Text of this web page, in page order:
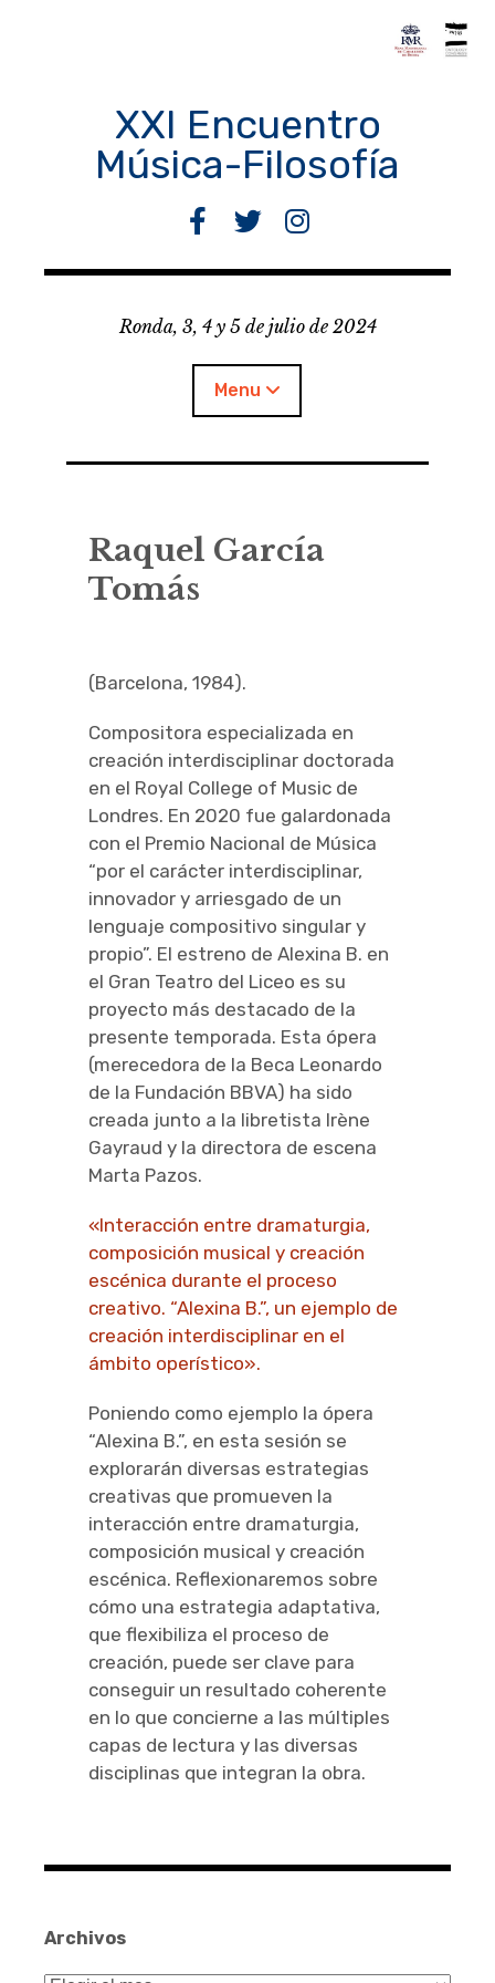
XXI Encuentro
Música-Filosofía
c
b
o
o
k
T
i
t
e
r
s
a
Ronda, 3, 4 y 5 de julio de 2024
Menu
Ruggero Raimondi
Programa
Inscripción
MúsicaRonda 2024
Raquel García
Tomás
(Barcelona, 1984).
Compositora especializada en
creación interdisciplinar doctorada
en el Royal College of Music de
Londres. En 2020 fue galardonada
con el Premio Nacional de Música
“por el carácter interdisciplinar,
innovador y arriesgado de un
lenguaje compositivo singular y
propio”. El estreno de Alexina B. en
el Gran Teatro del Liceo es su
proyecto más destacado de la
presente temporada. Esta ópera
(merecedora de la Beca Leonardo
de la Fundación BBVA) ha sido
creada junto a la libretista Irène
Gayraud y la directora de escena
Marta Pazos.
«Interacción entre dramaturgia,
composición musical y creación
escénica durante el proceso
creativo. “Alexina B.”, un ejemplo de
creación interdisciplinar en el
ámbito operístico».
Poniendo como ejemplo la ópera
“Alexina B.”, en esta sesión se
explorarán diversas estrategias
creativas que promueven la
interacción entre dramaturgia,
composición musical y creación
escénica. Reflexionaremos sobre
cómo una estrategia adaptativa,
que flexibiliza el proceso de
creación, puede ser clave para
conseguir un resultado coherente
en lo que concierne a las múltiples
capas de lectura y las diversas
disciplinas que integran la obra.
Archivos